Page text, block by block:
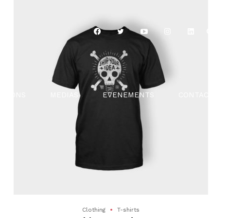
EVENEMENTS
Clothing T-shirts